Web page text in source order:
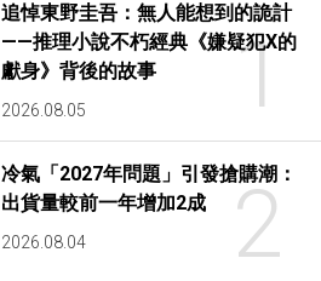
1
追悼東野圭吾：無人能想到的詭計
——推理小說不朽經典《嫌疑犯X的
獻身》背後的故事
2026.08.05
2
冷氣「2027年問題」引發搶購潮：
出貨量較前一年增加2成
2026.08.04